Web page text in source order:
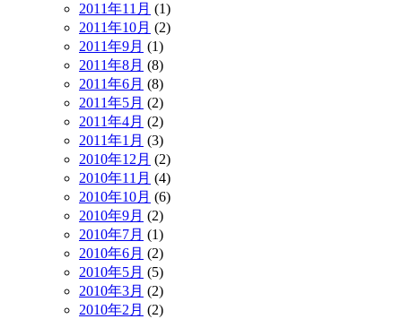
2011年11月 (1)
2011年10月 (2)
2011年9月 (1)
2011年8月 (8)
2011年6月 (8)
2011年5月 (2)
2011年4月 (2)
2011年1月 (3)
2010年12月 (2)
2010年11月 (4)
2010年10月 (6)
2010年9月 (2)
2010年7月 (1)
2010年6月 (2)
2010年5月 (5)
2010年3月 (2)
2010年2月 (2)